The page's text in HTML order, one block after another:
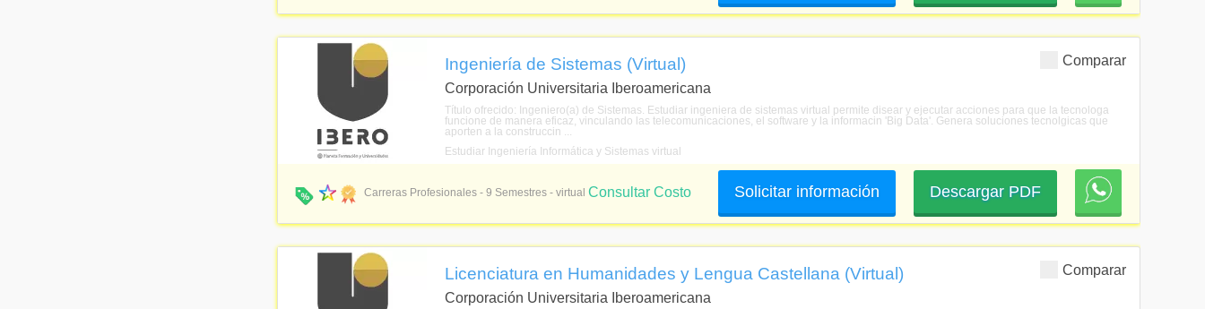
Comparar
Ingeniería de Sistemas (Virtual)
Corporación Universitaria Iberoamericana
Título ofrecido: Ingeniero(a) de Sistemas. Estudiar ingeniera de sistemas virtual permite disear y ejecutar acciones para que la tecnologa
funcione de manera eficaz, vinculando las telecomunicaciones, el software y la informacin 'Big Data'. Genera soluciones tecnolgicas que
aporten a la construccin ...
Estudiar Ingeniería Informática y Sistemas virtual
Carreras Profesionales - 9 Semestres - virtual Descargar PDF
Solicitar información
Consultar Costo
Comparar
Licenciatura en Humanidades y Lengua Castellana (Virtual)
Corporación Universitaria Iberoamericana